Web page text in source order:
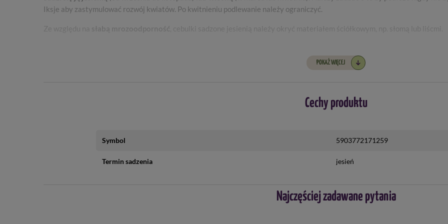
Iksje aby zastymulować rozwój kwiatów. Po kwitnieniu podlewanie należy ograniczyć.
POKAŻ WIĘCEJ
Cechy produktu
Symbol 5903772171259
Termin sadzenia jesień
Najczęściej zadawane pytania